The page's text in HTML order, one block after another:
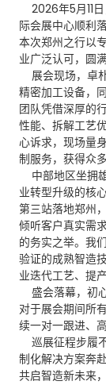
2026年5月11
际会展中心顺利
本次郑州之行以
业广泛认可，圆满
展会现场，卓
精密加工设备，
团队凭借深厚的
性能、拆解工艺
心诉求，现场量
制服务，获得众
中部地区坐拥
业转型升级的核
第三站落地郑州
倾听客户真实需
的务实之举。我
验证的成熟智造
业迭代工艺、提
盛会落幕，初
对于展会期间所
续一对一跟进、
巡展征程步履
制化解决方案奔
共启智造新未来